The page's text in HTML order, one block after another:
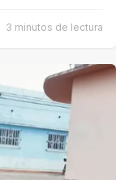
3 minutos de lectura